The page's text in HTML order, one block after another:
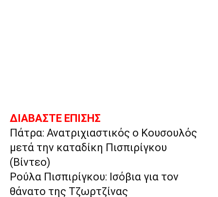
ΔΙΑΒΑΣΤΕ ΕΠΙΣΗΣ
Πάτρα: Ανατριχιαστικός ο Κουσουλός
μετά την καταδίκη Πισπιρίγκου
(Βίντεο)
Ρούλα Πισπιρίγκου: Ισόβια για τον
θάνατο της Τζωρτζίνας